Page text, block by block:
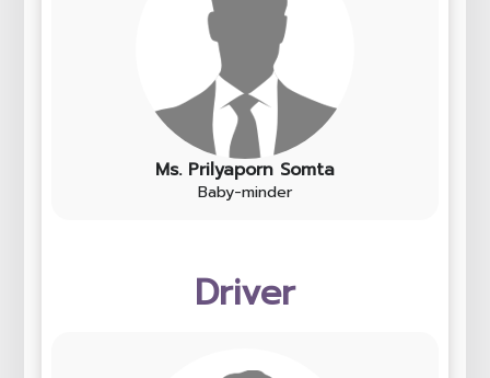
Ms. Prilyaporn Somta
Baby-minder
Driver